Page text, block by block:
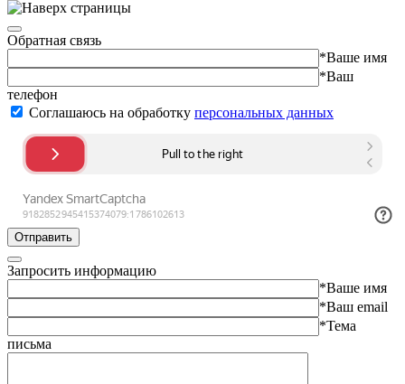
Обратная связь
*Ваше имя
*Ваш
телефон
Соглашаюсь на обработку персональных данных
Отправить
Запросить информацию
*Ваше имя
*Ваш email
*Тема
письма